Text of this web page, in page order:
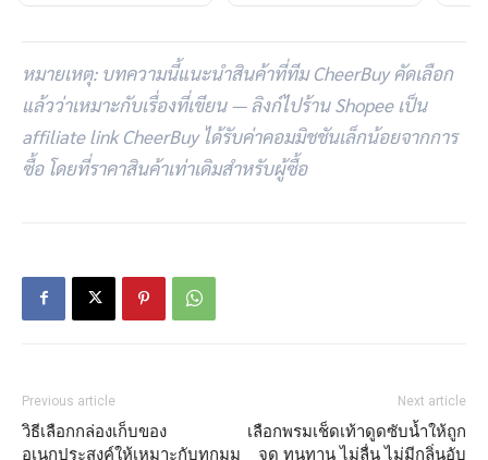
เสื้อผ้าขาย
เยอะ ไม่เป็นสนิม
ได้
หมายเหตุ: บทความนี้แนะนำสินค้าที่ทีม CheerBuy คัดเลือก
แล้วว่าเหมาะกับเรื่องที่เขียน — ลิงก์ไปร้าน Shopee เป็น
affiliate link CheerBuy ได้รับค่าคอมมิชชันเล็กน้อยจากการ
ซื้อ โดยที่ราคาสินค้าเท่าเดิมสำหรับผู้ซื้อ
Previous article
วิธีเลือกกล่องเก็บของ
อเนกประสงค์ให้เหมาะกับทุกมุม
Next article
เลือกพรมเช็ดเท้าดูดซับน้ำให้ถูก
จุด ทนทาน ไม่ลื่น ไม่มีกลิ่นอับ